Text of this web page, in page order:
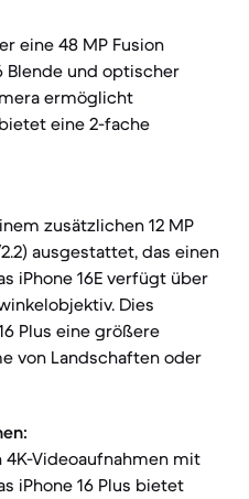
eine 48 MP Fusion
Blende und optischer
ermöglicht
eine 2-fache
zusätzlichen 12 MP
ausgestattet, das einen
iPhone 16E verfügt über
Dies
Plus eine größere
von Landschaften oder
Videoaufnahmen mit
iPhone 16 Plus bietet